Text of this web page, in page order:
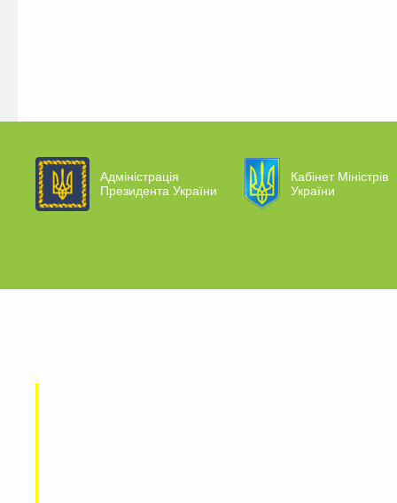
Адміністрація
Президента України
Кабінет Міністрів
України